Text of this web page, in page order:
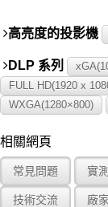
高亮度的投影機
DLP 系列
FULL HD(1920 x
WXGA(1280×800)
相關網頁
常見問題 實
技術交流 廠